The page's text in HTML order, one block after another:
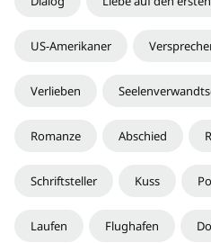
US-Amerikaner
Verlieben
Romanze Abschied
Schriftsteller Kuss
Laufen Flughafen